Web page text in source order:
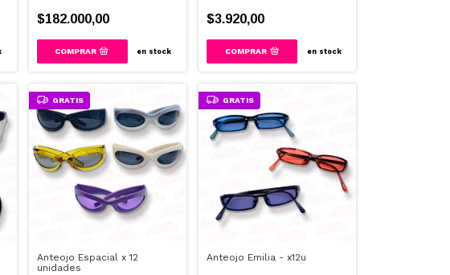
$182.000,00
en stock
$3.920,00
COMPRAR en stock
GRATIS
Anteojo Espacial x 12
unidades
GRATIS
Anteojo Emilia - x12u